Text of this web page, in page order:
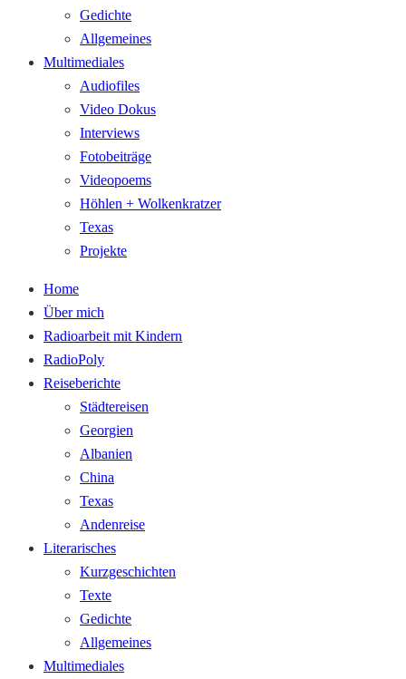
Gedichte
Allgemeines
Multimediales
Audiofiles
Video Dokus
Interviews
Fotobeiträge
Videopoems
Höhlen + Wolkenkratzer
Texas
Projekte
Home
Über mich
Radioarbeit mit Kindern
RadioPoly
Reiseberichte
Städtereisen
Georgien
Albanien
China
Texas
Andenreise
Literarisches
Kurzgeschichten
Texte
Gedichte
Allgemeines
Multimediales